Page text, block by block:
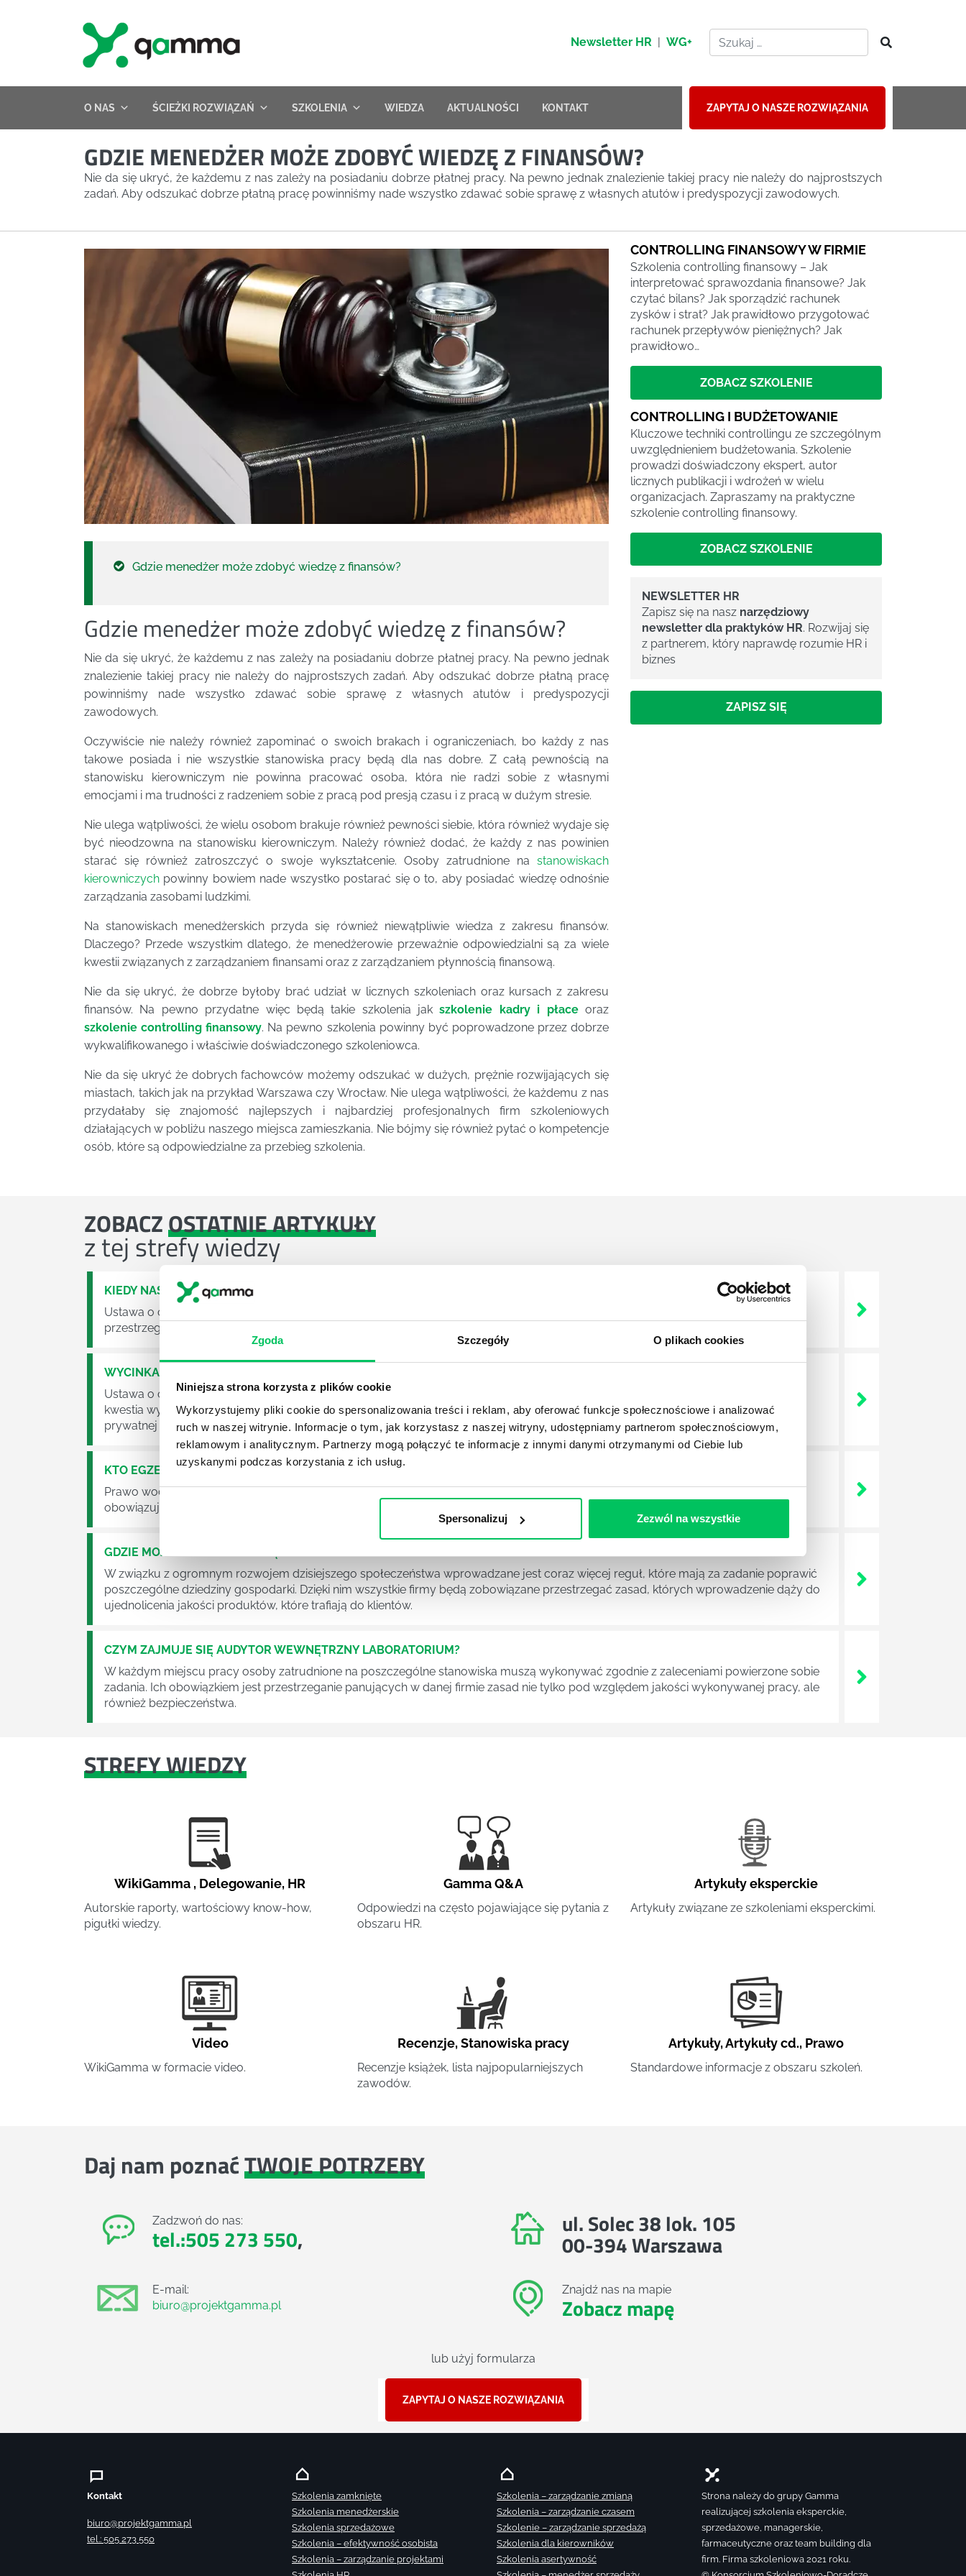
Zgoda Szczegóły O plikach cookies
Niniejsza strona korzysta z plików cookie
Wykorzystujemy pliki cookie do spersonalizowania treści i reklam, aby oferować funkcje społecznościowe i analizować
ruch w naszej witrynie. Informacje o tym, jak korzystasz z naszej witryny, udostępniamy partnerom społecznościowym,
reklamowym i analitycznym. Partnerzy mogą połączyć te informacje z innymi danymi otrzymanymi od Ciebie lub
uzyskanymi podczas korzystania z ich usług.
Spersonalizuj Zezwól na wszystkie
Newsletter HR | WG+
O NAS ŚCIEŻKI ROZWIĄZAŃ SZKOLENIA WIEDZA AKTUALNOŚCI KONTAKT ZAPYTAJ O NASZE ROZWIĄZANIA
GDZIE MENEDŻER MOŻE ZDOBYĆ WIEDZĘ Z FINANSÓW?
Nie da się ukryć, że każdemu z nas zależy na posiadaniu dobrze płatnej pracy. Na pewno jednak znalezienie takiej pracy nie należy do najprostszych
zadań. Aby odszukać dobrze płatną pracę powinniśmy nade wszystko zdawać sobie sprawę z własnych atutów i predyspozycji zawodowych.
Gdzie menedżer może zdobyć wiedzę z finansów?
Gdzie menedżer może zdobyć wiedzę z finansów?
Nie da się ukryć, że każdemu z nas zależy na posiadaniu dobrze płatnej pracy. Na pewno jednak
znalezienie takiej pracy nie należy do najprostszych zadań. Aby odszukać dobrze płatną pracę
powinniśmy nade wszystko zdawać sobie sprawę z własnych atutów i predyspozycji
zawodowych.
Oczywiście nie należy również zapominać o swoich brakach i ograniczeniach, bo każdy z nas
takowe posiada i nie wszystkie stanowiska pracy będą dla nas dobre. Z całą pewnością na
stanowisku kierowniczym nie powinna pracować osoba, która nie radzi sobie z własnymi
emocjami i ma trudności z radzeniem sobie z pracą pod presją czasu i z pracą w dużym stresie.
Nie ulega wątpliwości, że wielu osobom brakuje również pewności siebie, która również wydaje się
być nieodzowna na stanowisku kierowniczym. Należy również dodać, że każdy z nas powinien
starać się również zatroszczyć o swoje wykształcenie. Osoby zatrudnione na stanowiskach
kierowniczych powinny bowiem nade wszystko postarać się o to, aby posiadać wiedzę odnośnie
zarządzania zasobami ludzkimi.
Na stanowiskach menedżerskich przyda się również niewątpliwie wiedza z zakresu finansów.
Dlaczego? Przede wszystkim dlatego, że menedżerowie przeważnie odpowiedzialni są za wiele
kwestii związanych z zarządzaniem finansami oraz z zarządzaniem płynnością finansową.
Nie da się ukryć, że dobrze byłoby brać udział w licznych szkoleniach oraz kursach z zakresu
finansów. Na pewno przydatne więc będą takie szkolenia jakszkolenie kadry i płaceoraz
szkolenie controlling finansowy. Na pewno szkolenia powinny być poprowadzone przez dobrze
wykwalifikowanego i właściwie doświadczonego szkoleniowca.
Nie da się ukryć że dobrych fachowców możemy odszukać w dużych, prężnie rozwijających się
miastach, takich jak na przykład Warszawa czy Wrocław. Nie ulega wątpliwości, że każdemu z nas
przydałaby się znajomość najlepszych i najbardziej profesjonalnych firm szkoleniowych
działających w pobliżu naszego miejsca zamieszkania. Nie bójmy się również pytać o kompetencje
osób, które są odpowiedzialne za przebieg szkolenia.
CONTROLLING FINANSOWY W FIRMIE
Szkolenia controlling finansowy – Jak
interpretować sprawozdania finansowe? Jak
czytać bilans? Jak sporządzić rachunek
zysków i strat? Jak prawidłowo przygotować
rachunek przepływów pieniężnych? Jak
prawidłowo…
ZOBACZ SZKOLENIE
CONTROLLING I BUDŻETOWANIE
Kluczowe techniki controllingu ze szczególnym
uwzględnieniem budżetowania. Szkolenie
prowadzi doświadczony ekspert, autor
licznych publikacji i wdrożeń w wielu
organizacjach. Zapraszamy na praktyczne
szkolenie controlling finansowy.
ZOBACZ SZKOLENIE
NEWSLETTER HR
Zapisz się na nasz narzędziowy
newsletter dla praktyków HR. Rozwijaj się
z partnerem, który naprawdę rozumie HR i
biznes
ZAPISZ SIĘ
ZOBACZOSTATNIE ARTYKUŁY
z tej strefy wiedzy
KIEDY NASTĄPI ZMIANA USTAWY O ODPADACH?
Ustawa o odpadach jest dość istotną ustawą dla każdej firmy. Kiedy dokładnie nowe przepisy wejdą w życie? Od kiedy ich
przestrzeganie będzie już normalnie egzekwowane? Z czym trzeba się tutaj na pewno liczyć?
WYCINKA DRZEW A USTAWA O OCHRONIE ŚRODOWISKA - CO WARTO WIEDZIEĆ?
Ustawa o ochronie środowiska obowiązuje każdego z nas – bez wyjątku. Warto podkreślić, że określona jest w niej także dokładnie
kwestia wycinki drzew. Czy taka wycinka drzew musi być gdziekolwiek zgłaszana? Jak to w zasadzie dokładniej wygląda? Czy z
prywatnej posesji można wyciąć cokolwiek?
KTO EGZEKWUJE PRAWO WODNE?
Prawo wodne to dość skomplikowane prawo w ustawodawstwie polskim. Na czym dokładniej ono polega? Kogo w zasadzie
obowiązuje? Jak wygląda egzekwowanie prawa wodnego? Na te pytania odpowiemy pokrótce poniżej.
GDZIE MOŻEMY ZAPOZNAĆ SIĘ Z WYMAGANIAMI NORM JAKOŚCI WYROBÓW MEDYCZNYCH?
W związku z ogromnym rozwojem dzisiejszego społeczeństwa wprowadzane jest coraz więcej reguł, które mają za zadanie poprawić
poszczególne dziedziny gospodarki. Dzięki nim wszystkie firmy będą zobowiązane przestrzegać zasad, których wprowadzenie dąży do
ujednolicenia jakości produktów, które trafiają do klientów.
CZYM ZAJMUJE SIĘ AUDYTOR WEWNĘTRZNY LABORATORIUM?
W każdym miejscu pracy osoby zatrudnione na poszczególne stanowiska muszą wykonywać zgodnie z zaleceniami powierzone sobie
zadania. Ich obowiązkiem jest przestrzeganie panujących w danej firmie zasad nie tylko pod względem jakości wykonywanej pracy, ale
również bezpieczeństwa.
STREFY WIEDZY
WikiGamma , Delegowanie, HR
Autorskie raporty, wartościowy know-how,
pigułki wiedzy.
Gamma Q&A
Odpowiedzi na często pojawiające się pytania z
obszaru HR.
Artykuły eksperckie
Artykuły związane ze szkoleniami eksperckimi.
Video
WikiGamma w formacie video.
Recenzje,Stanowiska pracy
Recenzje książek, lista najpopularniejszych
zawodów.
Artykuły,Artykuły cd., Prawo
Standardowe informacje z obszaru szkoleń.
Daj nam poznaćTWOJE POTRZEBY
Zadzwoń do nas:
tel.:505 273 550,
E-mail:
biuro@projektgamma.pl
ul. Solec 38 lok. 105
00-394 Warszawa
Znajdź nas na mapie
Zobacz mapę
lub użyj formularza
ZAPYTAJ O NASZE ROZWIĄZANIA
Kontakt
biuro@projektgamma.pl
tel.: 505 273 550
Szkolenia zamknięte
Szkolenia menedżerskie
Szkolenia sprzedażowe
Szkolenia – efektywność osobista
Szkolenia – zarządzanie projektami
Szkolenia – zarządzanie zmianą
Szkolenia – zarządzanie czasem
Szkolenie – zarządzanie sprzedażą
Szkolenia dla kierowników
Szkolenia asertywność
Strona należy do grupy Gamma
realizującej szkolenia eksperckie,
sprzedażowe, managerskie,
farmaceutyczne oraz team building dla
firm. Firma szkoleniowa 2021 roku.